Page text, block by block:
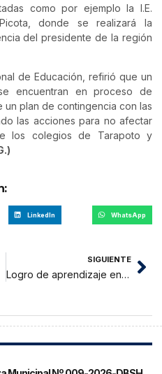
como por ejemplo la I.E.
donde se realizará la
del presidente de la región
de Educación, refirió que un
encuentran en proceso de
plan de contingencia con las
las acciones para no afectar
los colegios de Tarapoto y
LinkedIn WhatsApp
SIGUIENTE
Logro de aprendizaje en Matemática y Comprensión Lectora en San Martín es mínimo